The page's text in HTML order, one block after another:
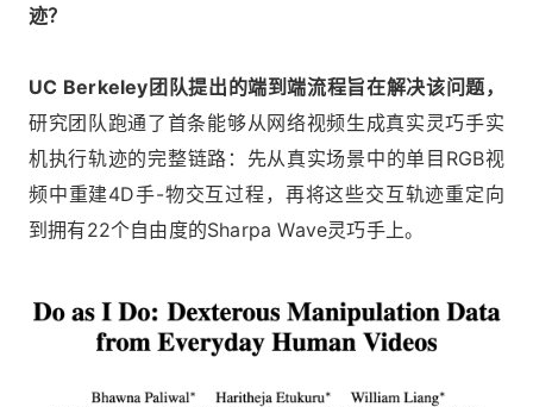
迹？
UC Berkeley团队提出的端到端流程旨在解决该问题，
研究团队跑通了首条能够从网络视频生成真实灵巧手实
机执行轨迹的完整链路：先从真实场景中的单目RGB视
频中重建4D手-物交互过程，再将这些交互轨迹重定向
到拥有22个自由度的Sharpa Wave灵巧手上。